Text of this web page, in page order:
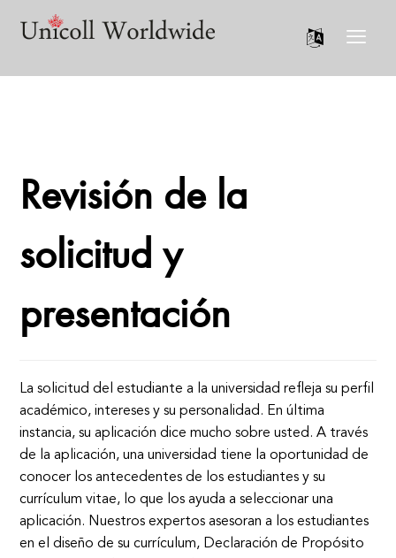
Revisión de la
solicitud y
presentación
La solicitud del estudiante a la universidad refleja su perfil
académico, intereses y su personalidad. En última
instancia, su aplicación dice mucho sobre usted. A través
de la aplicación, una universidad tiene la oportunidad de
conocer los antecedentes de los estudiantes y su
currículum vitae, lo que los ayuda a seleccionar una
aplicación. Nuestros expertos asesoran a los estudiantes
en el diseño de su currículum, Declaración de Propósito